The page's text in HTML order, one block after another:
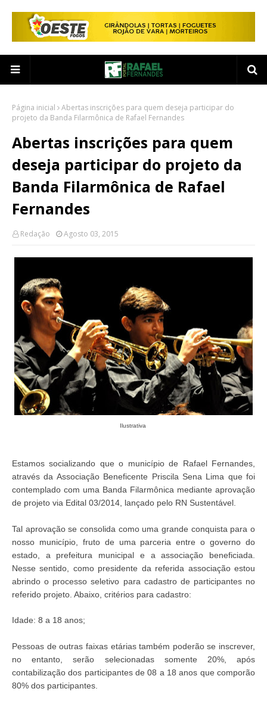
Página inicial
Abertas inscrições para quem deseja participar do
projeto da Banda Filarmônica de Rafael Fernandes
Abertas inscrições para quem
deseja participar do projeto da
Banda Filarmônica de Rafael
Fernandes
Redação Agosto 03, 2015
Ilustrativa
Estamos socializando que o município de Rafael Fernandes,
através da Associação Beneficente Priscila Sena Lima que foi
contemplado com uma Banda Filarmônica mediante aprovação
de projeto via Edital 03/2014, lançado pelo RN Sustentável.
Tal aprovação se consolida como uma grande conquista para o
nosso município, fruto de uma parceria entre o governo do
estado, a prefeitura municipal e a associação beneficiada.
Nesse sentido, como presidente da referida associação estou
abrindo o processo seletivo para cadastro de participantes no
referido projeto. Abaixo, critérios para cadastro:
Idade: 8 a 18 anos;
Pessoas de outras faixas etárias também poderão se inscrever,
no entanto, serão selecionadas somente 20%, após
contabilização dos participantes de 08 a 18 anos que comporão
80% dos participantes.